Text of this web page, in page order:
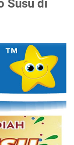
Susu di